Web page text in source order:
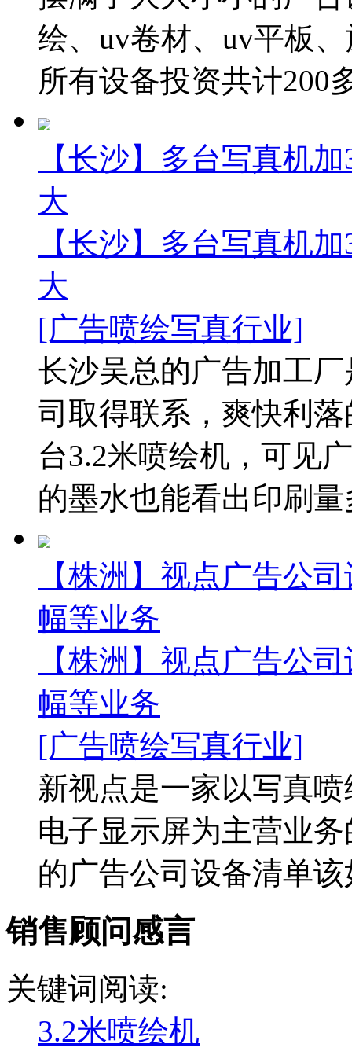
绘、uv卷材、uv平板
所有设备投资共计200
【长沙】多台写真机
大
【长沙】多台写真机
大
[广告喷绘写真行业]
长沙吴总的广告加工
司取得联系，爽快利
台3.2米喷绘机，可见
的墨水也能看出印刷量
【株洲】视点广告公
幅等业务
【株洲】视点广告公
幅等业务
[广告喷绘写真行业]
新视点是一家以写真
电子显示屏为主营业
的广告公司设备清单
销售顾问感言
关键词阅读:
3.2米喷绘机